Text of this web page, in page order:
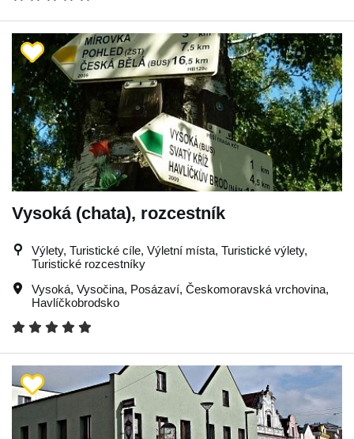
Vysoká (chata), rozcestník
Výlety, Turistické cíle, Výletní místa, Turistické výlety,
Turistické rozcestníky
Vysoká, Vysočina, Posázaví, Českomoravská vrchovina,
Havlíčkobrodsko